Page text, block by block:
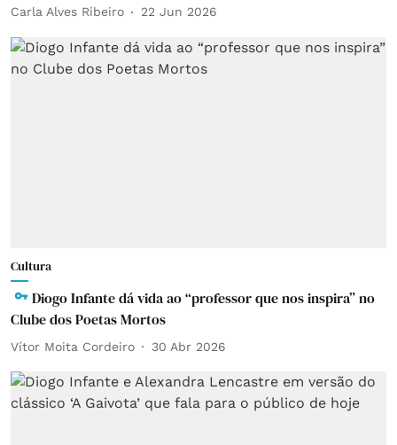
Carla Alves Ribeiro 22 Jun 2026
Cultura
Diogo Infante dá vida ao “professor que nos inspira” no
Clube dos Poetas Mortos
Vítor Moita Cordeiro 30 Abr 2026